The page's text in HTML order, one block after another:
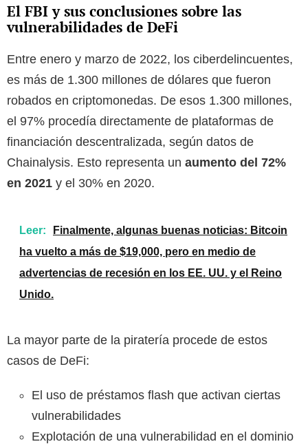
El FBI y sus conclusiones sobre las
vulnerabilidades de DeFi
Entre enero y marzo de 2022, los ciberdelincuentes,
es más de 1.300 millones de dólares que fueron
robados en criptomonedas. De esos 1.300 millones,
el 97% procedía directamente de plataformas de
financiación descentralizada, según datos de
Chainalysis. Esto representa un aumento del 72%
en 2021 y el 30% en 2020.
Leer:
Finalmente, algunas buenas noticias: Bitcoin
ha vuelto a más de $19,000, pero en medio de
advertencias de recesión en los EE. UU. y el Reino
Unido.
La mayor parte de la piratería procede de estos
casos de DeFi:
El uso de préstamos flash que activan ciertas
vulnerabilidades
Explotación de una vulnerabilidad en el dominio